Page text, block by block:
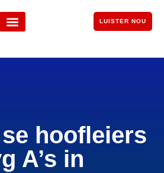
LUISTER NOU
hoofleiers
A’s in